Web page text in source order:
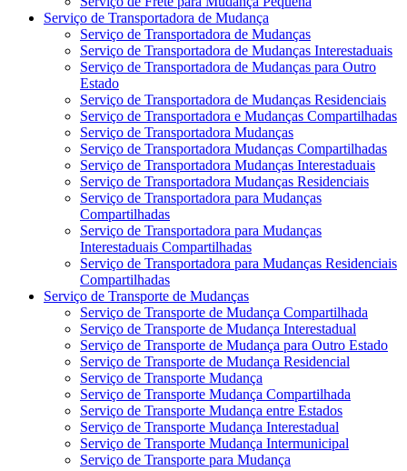
Serviço de Transportadora de Mudança
Serviço de Transportadora de Mudanças
Serviço de Transportadora de Mudanças Interestaduais
Serviço de Transportadora de Mudanças para Outro
Estado
Serviço de Transportadora de Mudanças Residenciais
Serviço de Transportadora e Mudanças Compartilhadas
Serviço de Transportadora Mudanças
Serviço de Transportadora Mudanças Compartilhadas
Serviço de Transportadora Mudanças Interestaduais
Serviço de Transportadora Mudanças Residenciais
Serviço de Transportadora para Mudanças
Compartilhadas
Serviço de Transportadora para Mudanças
Interestaduais Compartilhadas
Serviço de Transportadora para Mudanças Residenciais
Compartilhadas
Serviço de Transporte de Mudanças
Serviço de Transporte de Mudança Compartilhada
Serviço de Transporte de Mudança Interestadual
Serviço de Transporte de Mudança para Outro Estado
Serviço de Transporte de Mudança Residencial
Serviço de Transporte Mudança
Serviço de Transporte Mudança Compartilhada
Serviço de Transporte Mudança entre Estados
Serviço de Transporte Mudança Interestadual
Serviço de Transporte Mudança Intermunicipal
Serviço de Transporte para Mudança